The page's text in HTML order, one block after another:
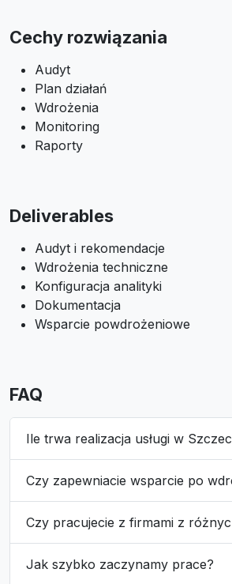
Cechy rozwiązania
Audyt
Plan działań
Wdrożenia
Monitoring
Raporty
Deliverables
Audyt i rekomendacje
Wdrożenia techniczne
Konfiguracja analityki
Dokumentacja
Wsparcie powdrożeniowe
FAQ
Ile trwa realizacja usługi w
Czy zapewniacie wsparcie po
Czy pracujecie z firmami z
Jak szybko zaczynamy prace?